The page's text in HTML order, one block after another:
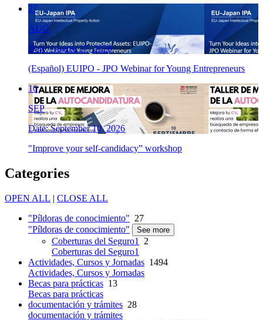
27
AUG
Date: August 27, 2026
(Español) EUIPO - JPO Webinar for Young Entrepreneurs
10
SEP
Date: September 10, 2026
"Improve your self-candidacy” workshop
Categories
OPEN ALL | CLOSE ALL
"Píldoras de conocimiento" 27
"Píldoras de conocimiento"
See more
Coberturas del Seguro1
2
Coberturas del Seguro1
Actividades, Cursos y Jornadas 1494
Actividades, Cursos y Jornadas
Becas para prácticas 13
Becas para prácticas
documentación y trámites 28
documentación y trámites